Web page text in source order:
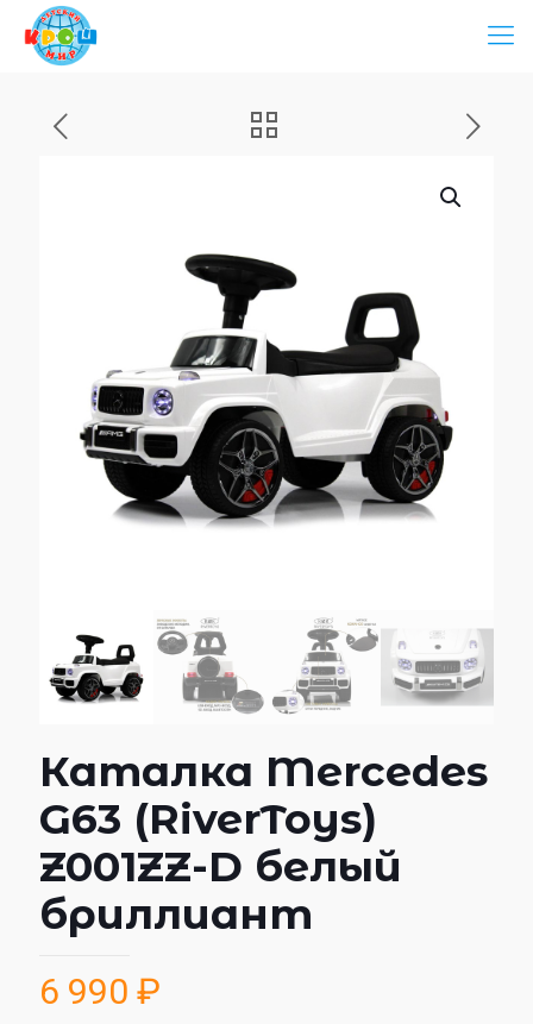
Каталка Mercedes
G63 (RiverToys)
Z001ZZ-D белый
бриллиант
6 990 ₽